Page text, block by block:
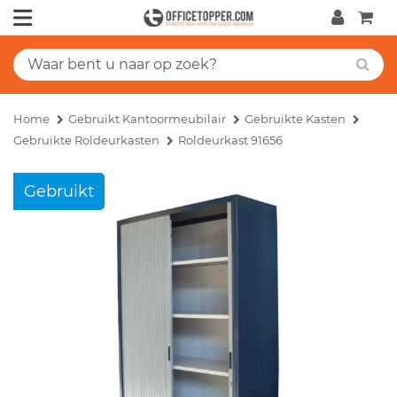
Home Gebruikt Kantoormeubilair
Gebruikte Kasten
Gebruikte Roldeurkasten
Roldeurkast 91656
Gebruikt